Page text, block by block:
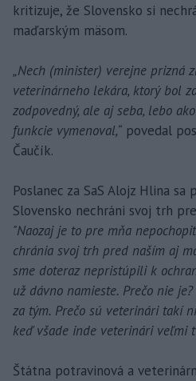
kritizuje, že Slovensko si
maďarským mäsom.
„Nech (minister) verejne prizná
veterinárneho lekára, ktorý bol
zodpovedný, ale aj seba, lebo
funkcie vymenoval,“ povedal
Čaučík.
Poslanec za SaS Alojz Hlina
Slovensko nechráni svoj trh
"Naozaj je to pre mňa
chránia svoj trh pred naším aj
sme doteraz nepristúpili k
už dávno namieste. Prečo nie
za tým. Prečo sú veterinári takí
keď všade inde veterinári veľmi
Štátna potravinová a